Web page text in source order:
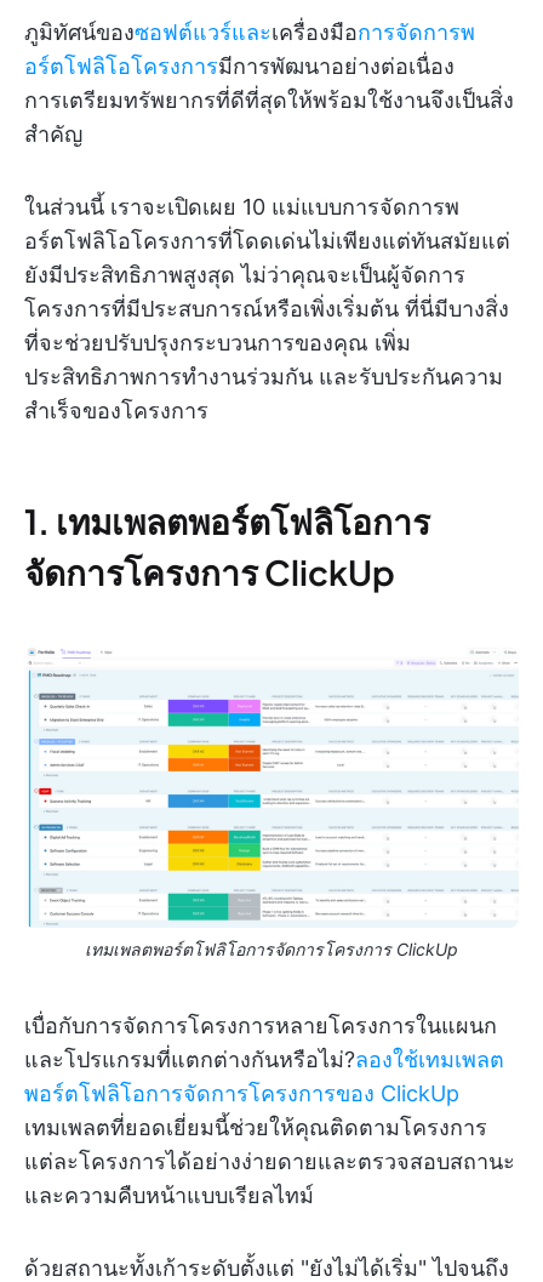
ภูมิทัศน์ของซอฟต์แวร์และเครื่องมือการจัดการพ
อร์ตโฟลิโอโครงการมีการพัฒนาอย่างต่อเนื่อง
การเตรียมทรัพยากรที่ดีที่สุดให้พร้อมใช้งานจึงเป็นสิ่ง
สำคัญ
ในส่วนนี้ เราจะเปิดเผย 10 แม่แบบการจัดการพ
อร์ตโฟลิโอโครงการที่โดดเด่นไม่เพียงแต่ทันสมัยแต่
ยังมีประสิทธิภาพสูงสุด ไม่ว่าคุณจะเป็นผู้จัดการ
โครงการที่มีประสบการณ์หรือเพิ่งเริ่มต้น ที่นี่มีบางสิ่ง
ที่จะช่วยปรับปรุงกระบวนการของคุณ เพิ่ม
ประสิทธิภาพการทำงานร่วมกัน และรับประกันความ
สำเร็จของโครงการ
1. เทมเพลตพอร์ตโฟลิโอการ
จัดการโครงการ ClickUp
เทมเพลตพอร์ตโฟลิโอการจัดการโครงการ ClickUp
เบื่อกับการจัดการโครงการหลายโครงการในแผนก
และโปรแกรมที่แตกต่างกันหรือไม่?ลองใช้เทมเพลต
พอร์ตโฟลิโอการจัดการโครงการของ ClickUp
เทมเพลตที่ยอดเยี่ยมนี้ช่วยให้คุณติดตามโครงการ
แต่ละโครงการได้อย่างง่ายดายและตรวจสอบสถานะ
และความคืบหน้าแบบเรียลไทม์
ด้วยสถานะทั้งเก้าระดับตั้งแต่ "ยังไม่ได้เริ่ม" ไปจนถึง